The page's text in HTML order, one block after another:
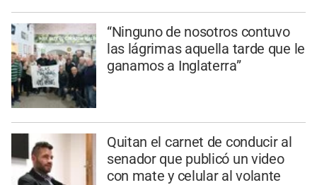
“Ninguno de nosotros contuvo
las lágrimas aquella tarde que le
ganamos a Inglaterra”
Quitan el carnet de conducir al
senador que publicó un video
con mate y celular al volante